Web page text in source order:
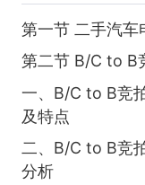
第一节 二手汽车
第二节 B/C to B
一、B/C to B竞
及特点
二、B/C to B竞
分析